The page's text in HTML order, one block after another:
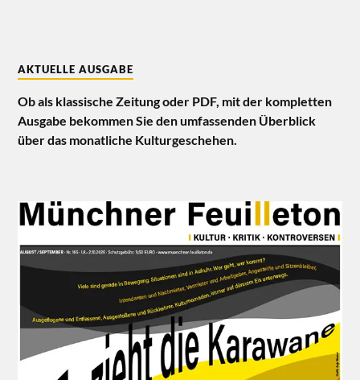
AKTUELLE AUSGABE
Ob als klassische Zeitung oder PDF, mit der kompletten
Ausgabe bekommen Sie den umfassenden Überblick
über das monatliche Kulturgeschehen.